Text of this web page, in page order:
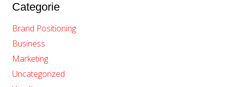
Categorie
Brand Positioning
Business
Marketing
Uncategorized